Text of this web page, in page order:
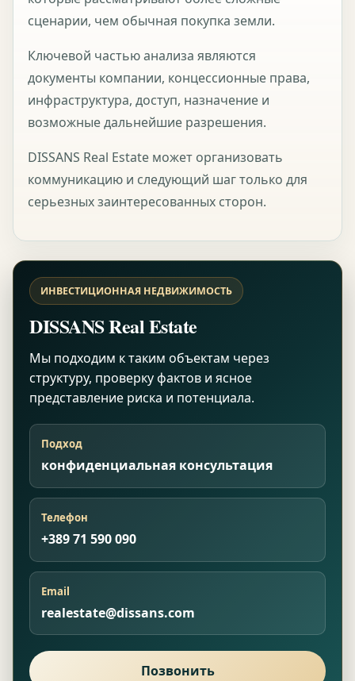
сценарии, чем обычная покупка земли.
Ключевой частью анализа являются
документы компании, концессионные права,
инфраструктура, доступ, назначение и
возможные дальнейшие разрешения.
DISSANS Real Estate может организовать
коммуникацию и следующий шаг только для
серьезных заинтересованных сторон.
ИНВЕСТИЦИОННАЯ НЕДВИЖИМОСТЬ
DISSANS Real Estate
Мы подходим к таким объектам через
структуру, проверку фактов и ясное
представление риска и потенциала.
Подход
конфиденциальная консультация
Телефон
+389 71 590 090
Email
realestate@dissans.com
Позвонить